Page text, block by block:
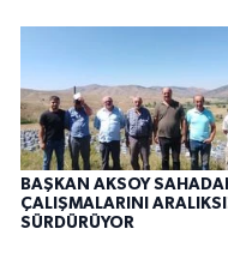
BAŞKAN AKSOY
ÇALIŞMALARINI
SÜRDÜRÜYOR